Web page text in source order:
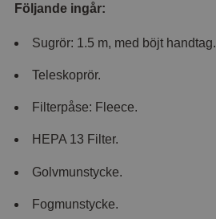
Följande ingår:
Sugrör: 1.5 m, med böjt handtag.
Teleskoprör.
Filterpåse: Fleece.
HEPA 13 Filter.
Golvmunstycke.
Fogmunstycke.